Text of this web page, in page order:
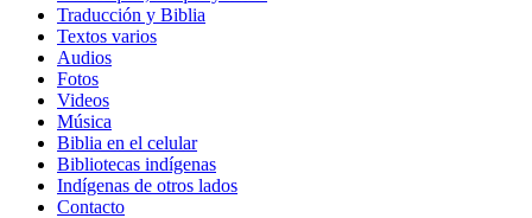
Traducción y Biblia
Textos varios
Audios
Fotos
Videos
Música
Biblia en el celular
Bibliotecas indígenas
Indígenas de otros lados
Contacto